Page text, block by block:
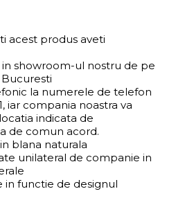
acest produs aveti
showroom-ul nostru de pe
la numerele de telefon
iar compania noastra va
indicata de
de comun acord.
blana naturala
unilateral de companie in
in functie de designul